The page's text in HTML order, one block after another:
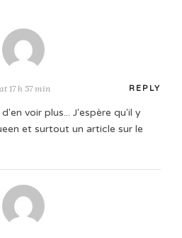
17 h 57 min REPLY
voir plus... J'espère qu'il y
et surtout un article sur le